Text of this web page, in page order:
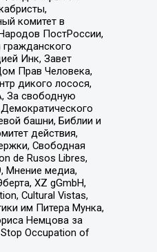
комитет в
ПостРоссии,
Инк, Завет
Прав Человека,
дикого лосося,
За свободную
башни, Библии и
действия,
Свободная
de Rusos Libres,
Мнение медиа,
XZ gGmbH,
Cultural Vistas,
им Питера Мунка,
Немцова за
Occupation of